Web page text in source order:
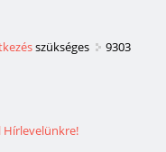
szükséges
9303
Hírlevelünkre!